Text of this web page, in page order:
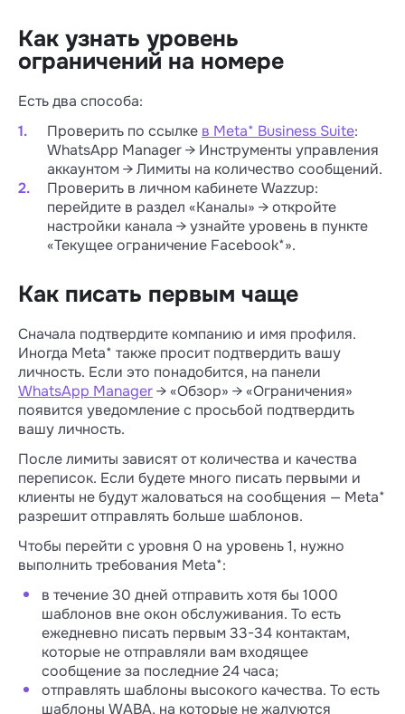
Как узнать уровень
ограничений на номере
Есть два способа:
Проверить по ссылке в Meta* Business Suite:
WhatsApp Manager → Инструменты управления
аккаунтом → Лимиты на количество сообщений.
Проверить в личном кабинете Wazzup:
перейдите в раздел «Каналы» → откройте
настройки канала → узнайте уровень в пункте
«Текущее ограничение Facebook*».
Как писать первым чаще
Сначала подтвердите компанию и имя профиля.
Иногда Meta* также просит подтвердить вашу
личность. Если это понадобится, на панели
WhatsApp Manager→ «Обзор» → «Ограничения»
появится уведомление с просьбой подтвердить
вашу личность.
После лимиты зависят от количества и качества
переписок. Если будете много писать первыми и
клиенты не будут жаловаться на сообщения — Meta*
разрешит отправлять больше шаблонов.
Чтобы перейти с уровня 0 на уровень 1, нужно
выполнить требования Meta*:
в течение 30 дней отправить хотя бы 1000
шаблонов вне окон обслуживания. То есть
ежедневно писать первым 33-34 контактам,
которые не отправляли вам входящее
сообщение за последние 24 часа;
отправлять шаблоны высокого качества. То есть
шаблоны WABA, на которые не жалуются